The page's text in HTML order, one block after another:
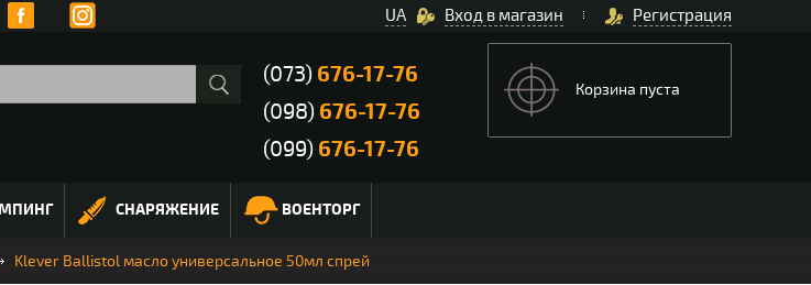
Вход в магазин Регистрация
UA
(073) 676-17-76
(098) 676-17-76
(099) 676-17-76
Корзина пуста
СНАРЯЖЕНИЕ ВОЕНТОРГ
Klever Ballistol масло универсальное 50мл спрей